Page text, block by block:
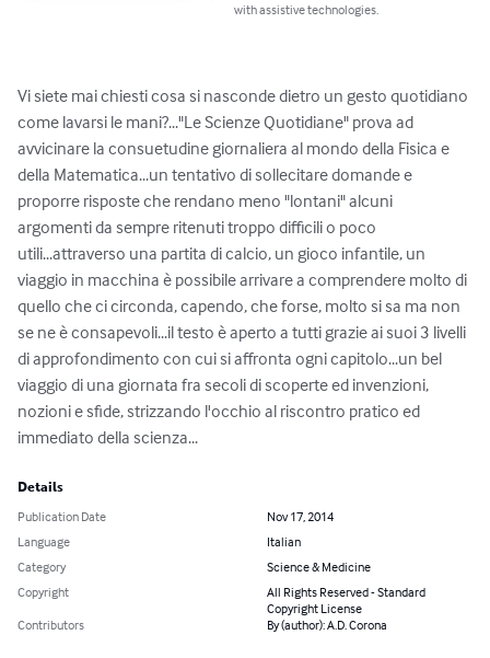
with assistive technologies.
Vi siete mai chiesti cosa si nasconde dietro un gesto quotidiano
come lavarsi le mani?..."Le Scienze Quotidiane" prova ad
avvicinare la consuetudine giornaliera al mondo della Fisica e
della Matematica...un tentativo di sollecitare domande e
proporre risposte che rendano meno "lontani" alcuni
argomenti da sempre ritenuti troppo difficili o poco
utili...attraverso una partita di calcio, un gioco infantile, un
viaggio in macchina è possibile arrivare a comprendere molto di
quello che ci circonda, capendo, che forse, molto si sa ma non
se ne è consapevoli...il testo è aperto a tutti grazie ai suoi 3 livelli
di approfondimento con cui si affronta ogni capitolo...un bel
viaggio di una giornata fra secoli di scoperte ed invenzioni,
nozioni e sfide, strizzando l'occhio al riscontro pratico ed
immediato della scienza...
Details
Publication Date
Nov 17, 2014
Language
Italian
Category
Science & Medicine
Copyright
All Rights Reserved - Standard
Copyright License
Contributors
By (author): A.D. Corona